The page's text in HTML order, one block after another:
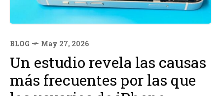
BLOG May 27, 2026
Un estudio revela las causas
más frecuentes por las que